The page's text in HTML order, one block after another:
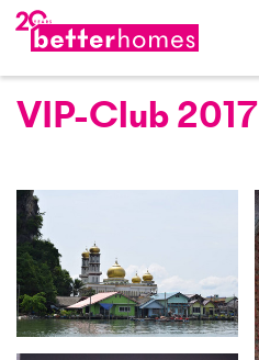
VIP-Club 2017